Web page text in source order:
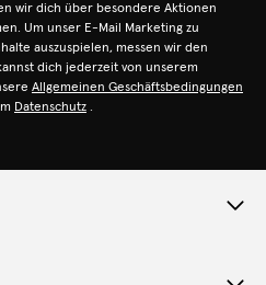
wir dich über besondere Aktionen
Um unser E-Mail Marketing zu
auszuspielen, messen wir den
dich jederzeit von unserem
Allgemeinen Geschäftsbedingungen
Datenschutz .